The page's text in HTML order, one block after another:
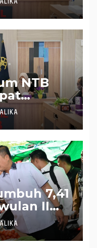
NTB
Perkuat
di NTB
7,41
II